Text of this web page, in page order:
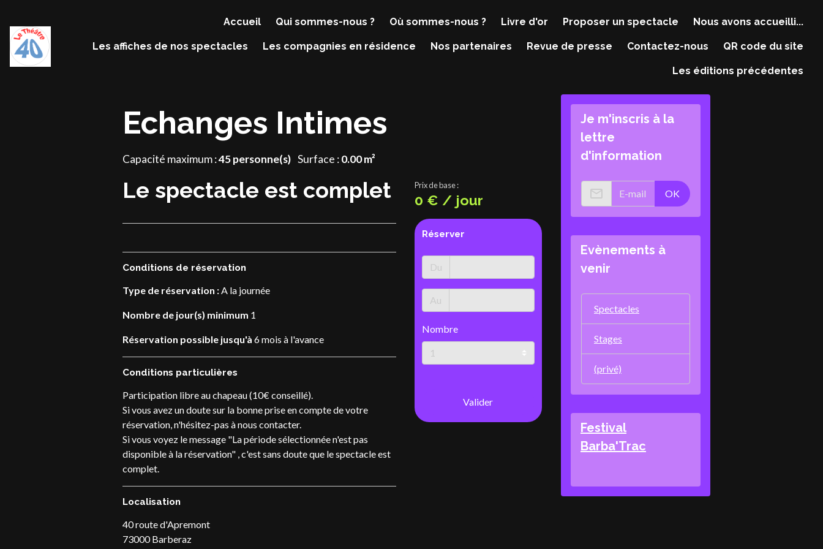
Accueil Qui sommes-nous ? Où sommes-nous ? Livre d'or Proposer un spectacle Nous avons accueilli...
Les affiches de nos spectacles Les compagnies en résidence Nos partenaires Revue de presse Contactez-nous QR code du site
Les éditions précédentes
Echanges Intimes
Capacité maximum :45 personne(s) Surface :0.00 m²
Le spectacle est complet
Conditions de réservation
Type de réservation :A la journée
Nombre de jour(s) minimum 1
Réservation possible jusqu'à 6 mois à l'avance
Conditions particulières
Participation libre au chapeau (10€ conseillé).
Si vous avez un doute sur la bonne prise en compte de votre
réservation, n'hésitez-pas à nous contacter.
Si vous voyez le message "La période sélectionnée n'est pas
disponible à la réservation" , c'est sans doute que le spectacle est
complet.
Localisation
40 route d'Apremont
73000 Barberaz
Prix de base :
0 € / jour
Réserver
Du
Au
Nombre
Valider
Je m'inscris à la
lettre
d'information
OK
Evènements à
venir
Spectacles
Stages
(privé)
Festival
Barba'Trac